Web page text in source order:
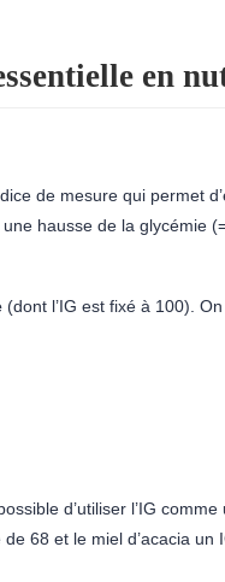
en
de mesure qui permet
une hausse de la glycémie
(dont l’IG est fixé à 100).
d’utiliser l’IG comme
68 et le miel d’acacia un